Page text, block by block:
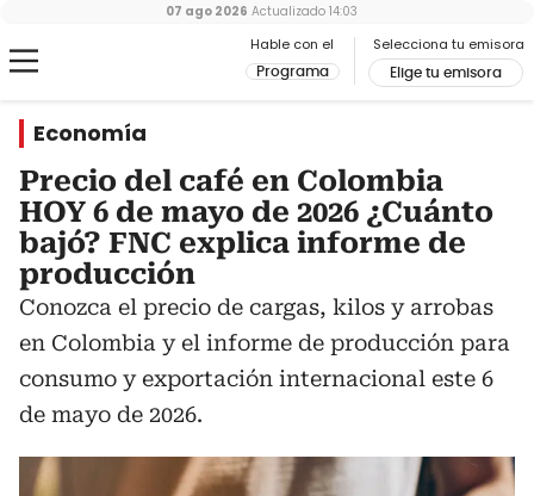
Hable con el
Programa
Selecciona tu emisora
Elige tu emisora
07 ago 2026 Actualizado 14:03
Economía
Precio del café en Colombia
HOY 6 de mayo de 2026 ¿Cuánto
bajó? FNC explica informe de
producción
Conozca el precio de cargas, kilos y arrobas
en Colombia y el informe de producción para
consumo y exportación internacional este 6
de mayo de 2026.